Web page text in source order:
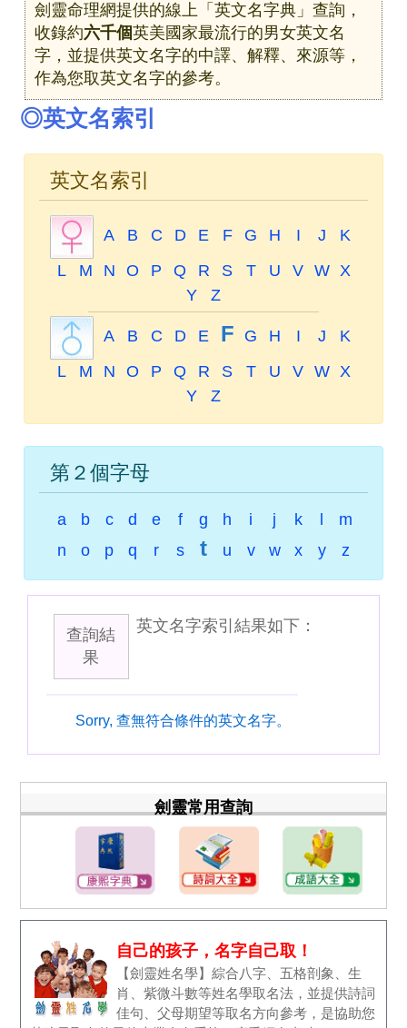
劍靈命理網提供的線上「英文名字典」查詢，
收錄約六千個英美國家最流行的男女英文名
字，並提供英文名字的中譯、解釋、來源等，
作為您取英文名字的參考。
◎英文名索引
英文名索引
A B C D E F G H I J
K
L
M N O P Q R S T U V W X
Y
Z
A B C D E F G H I J
K
L
M N O P Q R S T U V W X
Y
Z
第２個字母
a b c d e f g h i j k
m
n
o p q r s t u v w x y z
查詢結
果
英文名字索引結果如下：
Sorry, 查無符合條件的英文名字。
劍靈常用查詢
自己的孩子，名字自己取！
【劍靈姓名學】綜合八字、五格剖象、生
肖、紫微斗數等姓名學取名法，並提供詩詞
佳句、父母期望等取名方向參考，是協助您